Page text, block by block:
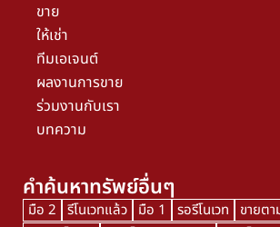
ขาย
ให้เช่า
ทีมเอเจนต์
ผลงานการขาย
ร่วมงานกับเรา
บทความ
คำค้นหาทรัพย์อื่นๆ
มือ 2 รีโนเวทแล้ว มือ 1 รอรีโนเวท
ขายต